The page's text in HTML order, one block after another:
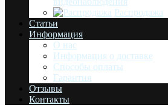
Распродажа
Статьи
Информация
О нас
Информация о доставке
Cпособы оплаты
Гарантия
Отзывы
Контакты